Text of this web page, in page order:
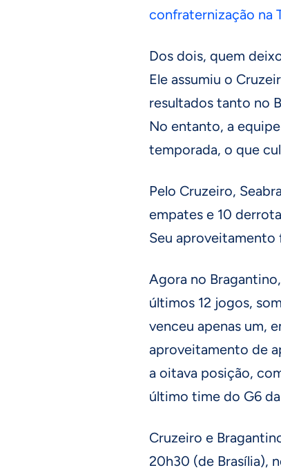
confraternização na
Dos dois, quem
Ele assumiu o
resultados tanto no
No entanto, a
temporada, o que
Pelo Cruzeiro,
empates e 10
Seu aproveitamento
Agora no
últimos 12 jogos,
venceu apenas um,
aproveitamento de
a oitava posição,
último time do G6
Cruzeiro e
20h30 (de Brasília),